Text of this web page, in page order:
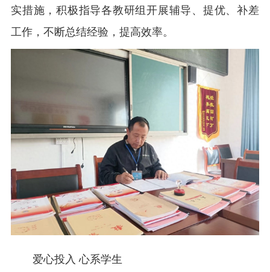
实措施，积极指导各教研组开展辅导、提优、补差
工作，不断总结经验，提高效率。
爱心投入 心系学生